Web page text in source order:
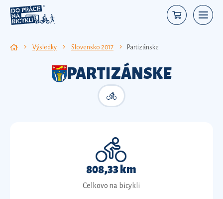
Výsledky Slovensko 2017 Partizánske
PARTIZÁNSKE
808,33 km
Celkovo na bicykli